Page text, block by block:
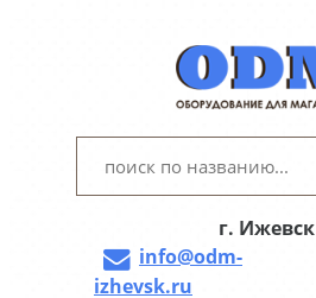
г. Ижевск
info@odm-
izhevsk.ru